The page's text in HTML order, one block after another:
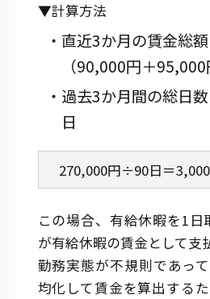
▼計算方法
・直近3か月の賃金総額：270,000円
（90,000円＋
・過去3か月間の総日数（暦日数）：90
日
270,000円÷90日＝
この場合、有給休暇を1日
が有給休暇の賃金として支
勤務実態が不規則であっ
均化して賃金を算出する